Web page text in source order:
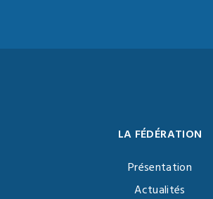
LA FÉDÉRATION
Présentation
Actualités